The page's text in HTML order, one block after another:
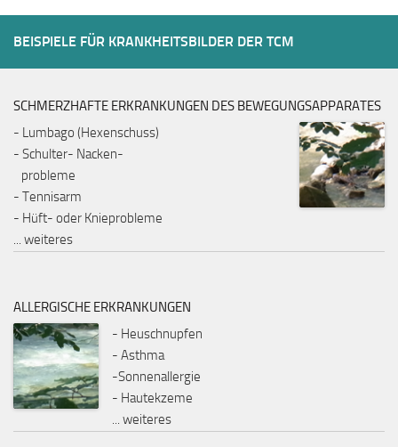
BEISPIELE FÜR KRANKHEITSBILDER DER TCM
SCHMERZHAFTE ERKRANKUNGEN DES BEWEGUNGSAPPARATES
- Lumbago (Hexenschuss)
- Schulter- Nacken-
probleme
- Tennisarm
- Hüft- oder Knieprobleme
... weiteres
ALLERGISCHE ERKRANKUNGEN
- Heuschnupfen
- Asthma
-Sonnenallergie
- Hautekzeme
... weiteres